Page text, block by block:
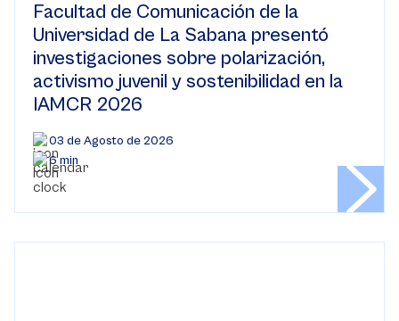
Facultad de Comunicación de la
Universidad de La Sabana presentó
investigaciones sobre polarización,
activismo juvenil y sostenibilidad en la
IAMCR 2026
03 de Agosto de 2026
6 min